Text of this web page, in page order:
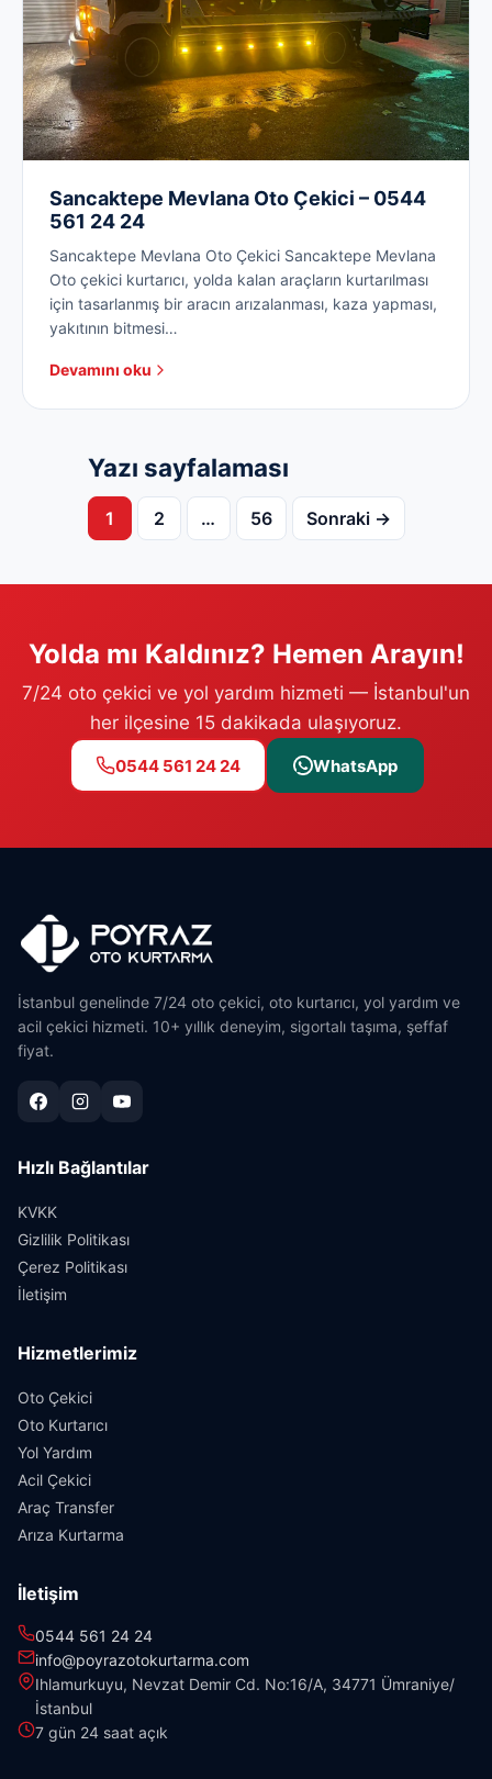
Sancaktepe Mevlana Oto Çekici – 0544
561 24 24
Sancaktepe Mevlana Oto Çekici Sancaktepe Mevlana
Oto çekici kurtarıcı, yolda kalan araçların kurtarılması
için tasarlanmış bir aracın arızalanması, kaza yapması,
yakıtının bitmesi…
Devamını oku
Yazı sayfalaması
1 2 … 56 Sonraki →
Yolda mı Kaldınız? Hemen Arayın!
7/24 oto çekici ve yol yardım hizmeti — İstanbul'un
her ilçesine 15 dakikada ulaşıyoruz.
0544 561 24 24 WhatsApp
İstanbul genelinde 7/24 oto çekici, oto kurtarıcı, yol yardım ve
acil çekici hizmeti. 10+ yıllık deneyim, sigortalı taşıma, şeffaf
fiyat.
Hızlı Bağlantılar
KVKK
Gizlilik Politikası
Çerez Politikası
İletişim
Hizmetlerimiz
Oto Çekici
Oto Kurtarıcı
Yol Yardım
Acil Çekici
Araç Transfer
Arıza Kurtarma
İletişim
0544 561 24 24
info@poyrazotokurtarma.com
Ihlamurkuyu, Nevzat Demir Cd. No:16/A, 34771 Ümraniye/
İstanbul
7 gün 24 saat açık